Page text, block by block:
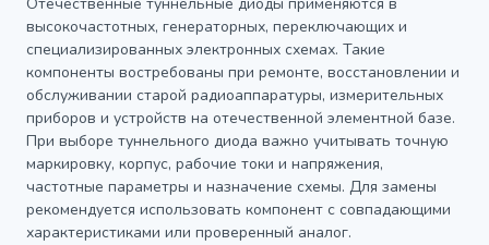
высокочастотных, генераторных, переключающих и
специализированных электронных схемах. Такие
компоненты востребованы при ремонте, восстановлении и
обслуживании старой радиоаппаратуры, измерительных
приборов и устройств на отечественной элементной базе.
При выборе туннельного диода важно учитывать точную
маркировку, корпус, рабочие токи и напряжения,
частотные параметры и назначение схемы. Для замены
рекомендуется использовать компонент с совпадающими
характеристиками или проверенный аналог.